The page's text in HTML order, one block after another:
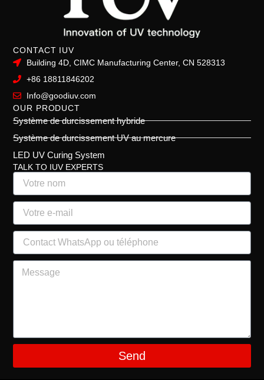
CONTACT IUV
Building 4D, CIMC Manufacturing Center, CN 528313
+86 18811846202
Info@goodiuv.com
OUR PRODUCT
Système de durcissement hybride
Système de durcissement UV au mercure
LED UV Curing System
TALK TO IUV EXPERTS
Send